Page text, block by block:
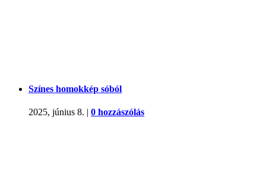
Színes homokkép sóból
2025, június 8. | 0 hozzászólás